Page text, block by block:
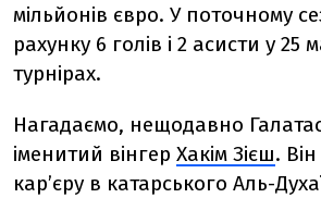
мільйонів євро. У поточному
рахунку 6 голів і 2 асисти у 25
турнірах.
Нагадаємо, нещодавно
іменитий вінгер Хакім Зієш.
кар’єру в катарського Аль-